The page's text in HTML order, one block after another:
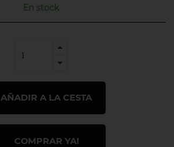
En stock
AÑADIR A LA CESTA
COMPRAR YA!